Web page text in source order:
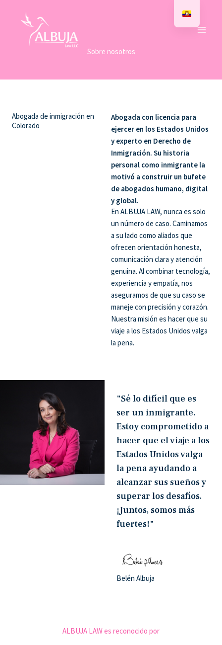
contenido
Sobre nosotros
Abogada de inmigración en
Colorado
Abogada con licencia para
ejercer en los Estados Unidos
y experto en Derecho de
Inmigración. Su historia
personal como inmigrante la
motivó a construir un bufete
de abogados humano, digital
y global.
En ALBUJA LAW, nunca es solo
un número de caso. Caminamos
a su lado como aliados que
ofrecen orientación honesta,
comunicación clara y atención
genuina. Al combinar tecnología,
experiencia y empatía, nos
aseguramos de que su caso se
maneje con precisión y corazón.
Nuestra misión es hacer que su
viaje a los Estados Unidos valga
la pena.
"Sé lo difícil que es
ser un inmigrante.
Estoy comprometido a
hacer que el viaje a los
Estados Unidos valga
la pena ayudando a
alcanzar sus sueños y
superar los desafíos.
¡Juntos, somos más
fuertes!"
Belén Albuja
ALBUJA LAW es reconocido por